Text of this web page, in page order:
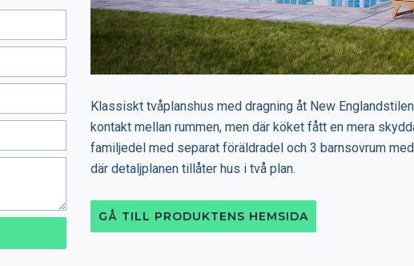
Klassiskt tvåplanshus med dragning åt New
kontakt mellan rummen, men där köket fått en mera
familjedel med separat föräldradel och 3 barnsovrum
där detaljplanen tillåter hus i två plan.
GÅ TILL PRODUKTENS HEMSIDA